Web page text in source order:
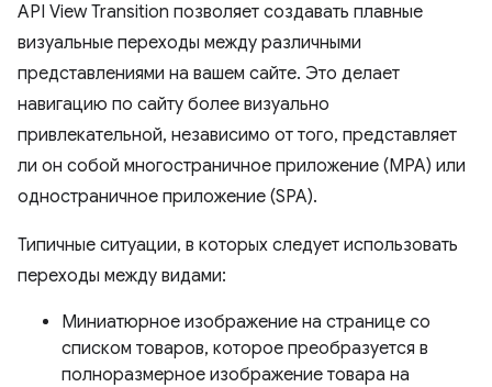
API View Transition позволяет создавать плавные
визуальные переходы между различными
представлениями на вашем сайте. Это делает
навигацию по сайту более визуально
привлекательной, независимо от того, представляет
ли он собой многостраничное приложение (MPA) или
одностраничное приложение (SPA).
Типичные ситуации, в которых следует использовать
переходы между видами:
Миниатюрное изображение на странице со
списком товаров, которое преобразуется в
полноразмерное изображение товара на